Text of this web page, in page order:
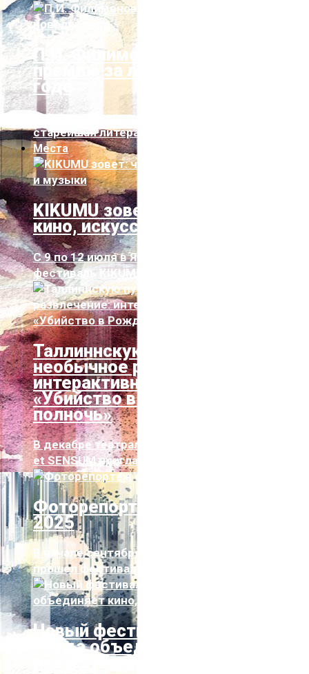
П.И. Филимонов получил
премию за лучшую новеллу
года
Сегодня, 2 марта, традиционно была вручена
старейшая литературная премия Эс...
Места
KIKUMU зовет: четыре дня
кино, искусства и музыки
С 9 по 12 июля в Янеда пройдет второй
фестиваль KIKUMU, объединяющий кино, ...
Таллиннскую публику ждет
необычное развлечение:
интерактивный спектакль
«Убийство в Рождественскую
полночь»
В декабре театральная мастерская COMEDY
et SENSUM приглашает зрителей на ин...
Фоторепортаж со Station Narva
2025
В начале сентября в Нарве уже в восьмой раз
прошел фестиваль музыки и город...
Новый фестиваль KIKUMU в
Янеда объединяет кино,
искусство и музыку